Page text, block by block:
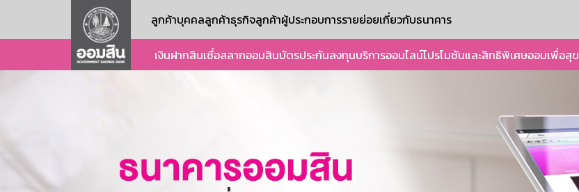
ลูกค้าบุคคลลูกค้าธุรกิจลูกค้าผู้ประกอบการรายย่อยเกี่ยวกับธนาคาร
เงินฝากสินเชื่อสลากออมสินบัตรประกันลงทุนบริการออนไลน์โปรโมชันและสิทธิพิเศษออมเพื่อสุข